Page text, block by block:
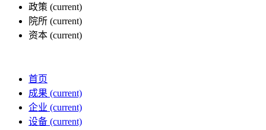
政策 (current)
院所 (current)
资本 (current)
首页
成果 (current)
企业 (current)
设备 (current)